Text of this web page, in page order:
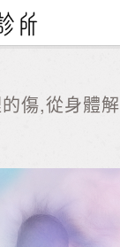
傷,從身體解